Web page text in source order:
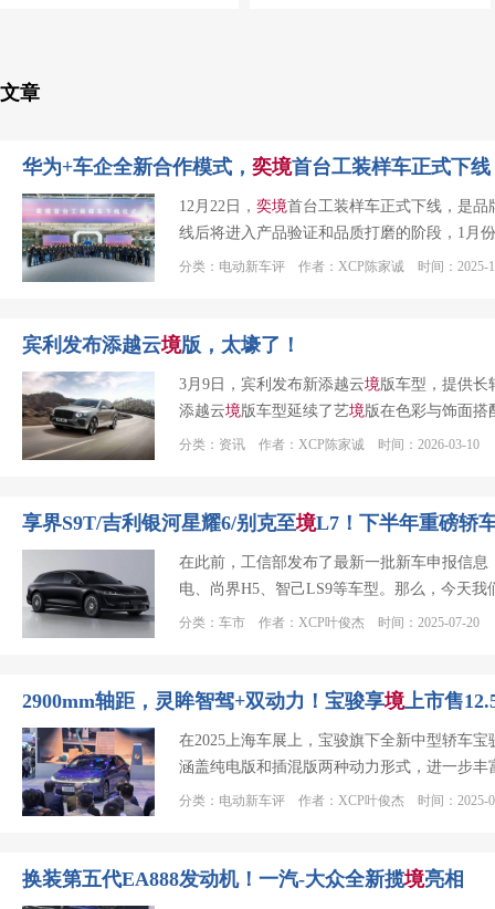
文章
华为+车企全新合作模式， 奕境首台工装样车正式下线
12月22日， 奕境首台工装样车正式下线，是
线后将进入产品验证和品质打磨的阶段，1月
分类：电动新车评 作者：XCP陈家诚 时间：2025-
宾利发布添越云境版，太壕了！
3月9日，宾利发布新添越云境版车型，提供长
添越云境版车型延续了艺境版在色彩与饰面搭
分类：资讯 作者：XCP陈家诚 时间：2026-03-10
享界S9T/吉利银河星耀6/别克至境L7！下半年重磅轿
在此前，工信部发布了最新一批新车申报信
电、尚界H5、智己LS9等车型。那么，今天
分类：车市 作者：XCP叶俊杰 时间：2025-07-20
2900mm轴距，灵眸智驾+双动力！宝骏享境上市售
在2025上海车展上，宝骏旗下全新中型轿车宝
涵盖纯电版和插混版两种动力形式，进一步
分类：电动新车评 作者：XCP叶俊杰 时间：2025-
换装第五代EA888发动机！一汽-大众全新揽境亮相